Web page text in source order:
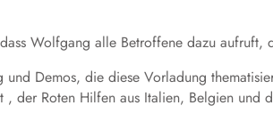
Wolfgang alle Betroffene dazu aufruft,
und Demos, die diese Vorladung
der Roten Hilfen aus Italien, Belgien und